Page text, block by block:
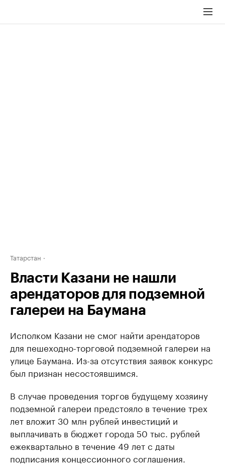
Татарстан
Власти Казани не нашли
арендаторов для подземной
галереи на Баумана
Исполком Казани не смог найти арендаторов
для пешеходно-торговой подземной галереи на
улице Баумана. Из-за отсутствия заявок конкурс
был признан несостоявшимся.
В случае проведения торгов будущему хозяину
подземной галереи предстояло в течение трех
лет вложит 30 млн рублей инвестиций и
выплачивать в бюджет города 50 тыс. рублей
ежеквартально в течение 49 лет с даты
подписания концессионного соглашения.